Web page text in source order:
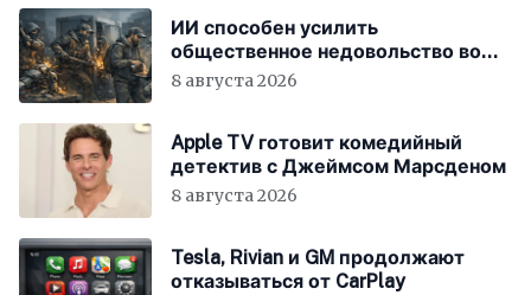
ИИ способен усилить
общественное недовольство во
всём мире
8 августа 2026
Apple TV готовит комедийный
детектив с Джеймсом Марсденом
8 августа 2026
Tesla, Rivian и GM продолжают
отказываться от CarPlay